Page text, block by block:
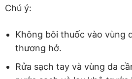
Chú ý:
Không bôi thuốc vào vùng
thương hở.
Rửa sạch tay và vùng da